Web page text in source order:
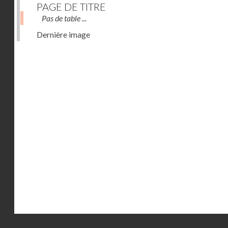
PAGE DE TITRE
Pas de table ...
Dernière image